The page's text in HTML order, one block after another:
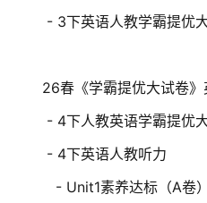
- 3下英语人教学霸提优
26春《学霸提优大试卷
- 4下人教英语学霸提优
- 4下英语人教听力
- Unit1素养达标（A卷